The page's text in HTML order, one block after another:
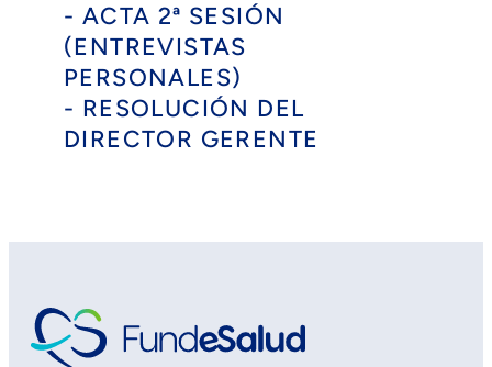
- ACTA 2ª SESIÓN
(ENTREVISTAS
PERSONALES)
- RESOLUCIÓN DEL
DIRECTOR GERENTE